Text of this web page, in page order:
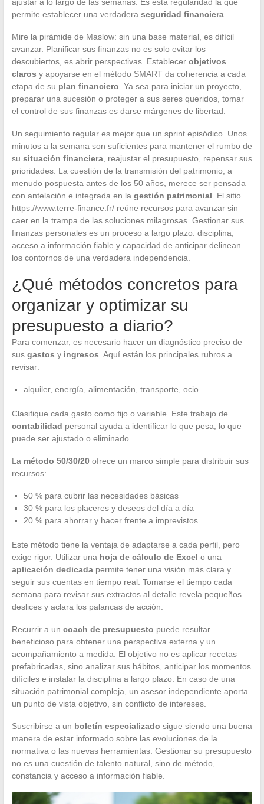
permite establecer una verdadera seguridad financiera.
Mire la pirámide de Maslow: sin una base material, es difícil
avanzar. Planificar sus finanzas no es solo evitar los
descubiertos, es abrir perspectivas. Establecer objetivos
claros y apoyarse en el método SMART da coherencia a cada
etapa de su plan financiero . Ya sea para iniciar un proyecto,
preparar una sucesión o proteger a sus seres queridos, tomar
el control de sus finanzas es darse márgenes de libertad.
Un seguimiento regular es mejor que un sprint episódico. Unos
minutos a la semana son suficientes para mantener el rumbo de
su situación financiera, reajustar el presupuesto, repensar sus
prioridades. La cuestión de la transmisión del patrimonio, a
menudo pospuesta antes de los 50 años, merece ser pensada
con antelación e integrada en la gestión patrimonial . El sitio
https://www.terre-finance.fr/ reúne recursos para avanzar sin
caer en la trampa de las soluciones milagrosas. Gestionar sus
finanzas personales es un proceso a largo plazo: disciplina,
acceso a información fiable y capacidad de anticipar delinean
los contornos de una verdadera independencia.
¿Qué métodos concretos para
organizar y optimizar su
presupuesto a diario?
Para comenzar, es necesario hacer un diagnóstico preciso de
sus gastos y ingresos . Aquí están los principales rubros a
revisar:
alquiler, energía, alimentación, transporte, ocio
Clasifique cada gasto como fijo o variable. Este trabajo de
contabilidad personal ayuda a identificar lo que pesa, lo que
puede ser ajustado o eliminado.
La método 50/30/20ofrece un marco simple para distribuir sus
recursos:
50 % para cubrir las necesidades básicas
30 % para los placeres y deseos del día a día
20 % para ahorrar y hacer frente a imprevistos
Este método tiene la ventaja de adaptarse a cada perfil, pero
exige rigor. Utilizar una hoja de cálculo de Excel o una
aplicación dedicadapermite tener una visión más clara y
seguir sus cuentas en tiempo real. Tomarse el tiempo cada
semana para revisar sus extractos al detalle revela pequeños
deslices y aclara los palancas de acción.
Recurrir a un coach de presupuesto puede resultar
beneficioso para obtener una perspectiva externa y un
acompañamiento a medida. El objetivo no es aplicar recetas
prefabricadas, sino analizar sus hábitos, anticipar los momentos
difíciles e instalar la disciplina a largo plazo. En caso de una
situación patrimonial compleja, un asesor independiente aporta
un punto de vista objetivo, sin conflicto de intereses.
Suscribirse a un boletín especializado sigue siendo una buena
manera de estar informado sobre las evoluciones de la
normativa o las nuevas herramientas. Gestionar su presupuesto
no es una cuestión de talento natural, sino de método,
constancia y acceso a información fiable.